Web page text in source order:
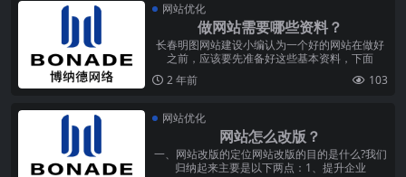
网站优化
做网站需要哪些资料？
长春明图网站建设小编认为一个好的网站在做好
之前，应该要先准备好这些基本资料，下面
2 年前
103
网站优化
网站怎么改版？
一、网站改版的定位网站改版的目的是什么?我们
归纳起来主要是以下两点：1、提升企业